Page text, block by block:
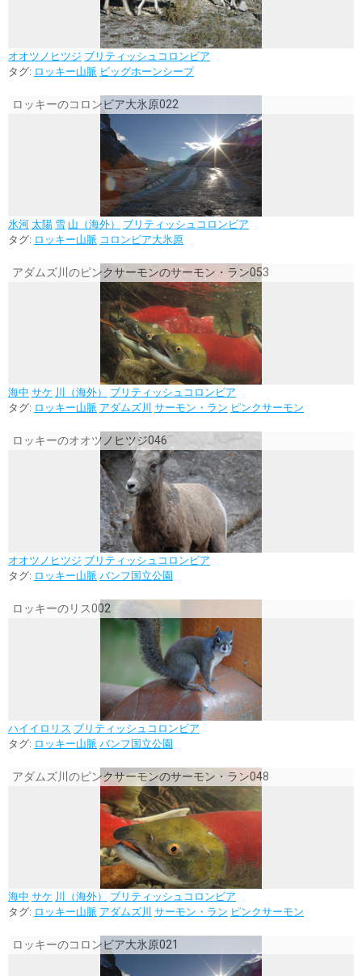
オオツノヒツジ ブリティッシュコロンビア
タグ: ロッキー山脈 ビッグホーンシープ
ロッキーのコロンビア大氷原022
氷河 太陽 雪 山（海外）
ブリティッシュコロンビア
タグ: ロッキー山脈 コロンビア大氷原
アダムズ川のピンクサーモンのサーモン・ラン053
海中 サケ 川（海外）
ブリティッシュコロンビア
タグ: ロッキー山脈 アダムズ川 サーモン・ラン ピンクサーモン
ロッキーのオオツノヒツジ046
オオツノヒツジ ブリティッシュコロンビア
タグ: ロッキー山脈 バンフ国立公園
ロッキーのリス002
ハイイロリス ブリティッシュコロンビア
タグ: ロッキー山脈 バンフ国立公園
アダムズ川のピンクサーモンのサーモン・ラン048
海中 サケ 川（海外）
ブリティッシュコロンビア
タグ: ロッキー山脈 アダムズ川 サーモン・ラン ピンクサーモン
ロッキーのコロンビア大氷原021